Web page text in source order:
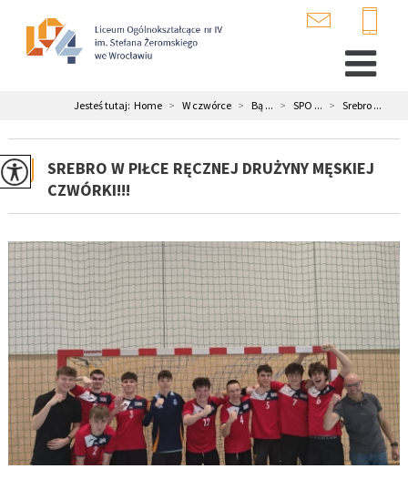
Jesteś tutaj: Home > W czwórce > Bą ... > SPO ... > Srebro ...
SREBRO W PIŁCE RĘCZNEJ DRUŻYNY MĘSKIEJ
CZWÓRKI!!!